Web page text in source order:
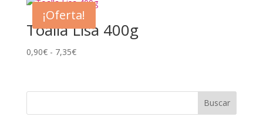
era:
49,95€.
es:
23,40€.
¡Oferta!
Toalla Lisa 400g
0,90€ - 7,35€Rango
desde